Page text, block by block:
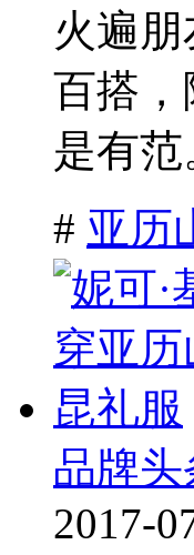
火遍
百搭
是有
# 亚历
品牌头
2017-